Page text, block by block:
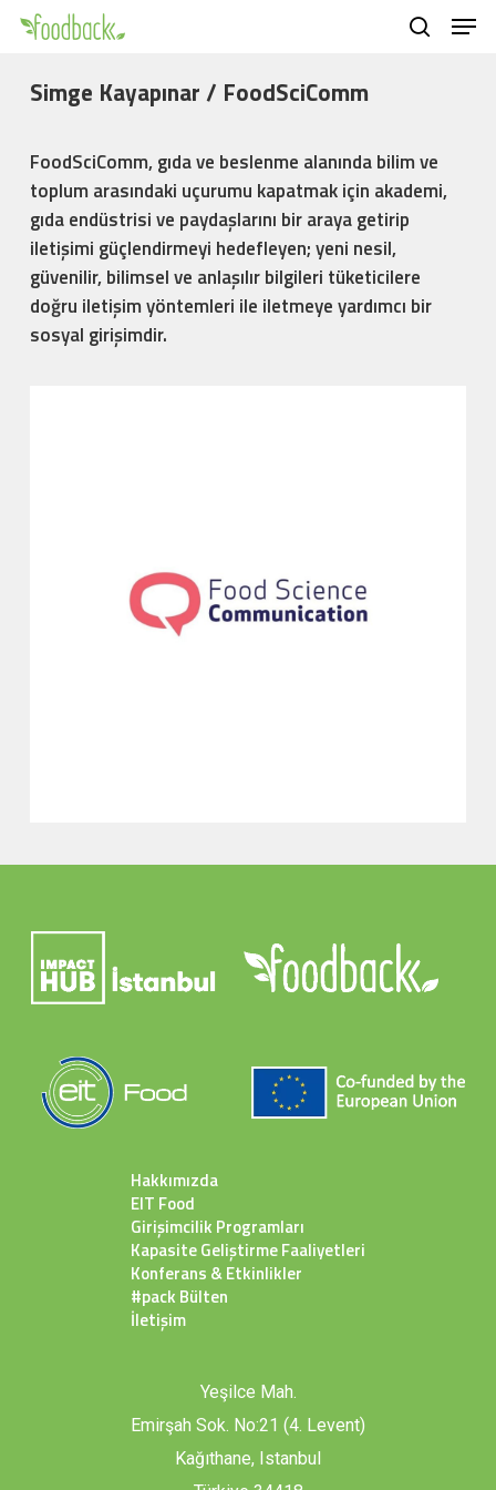
Skip
mainSimge Kayapınar / FoodSciComm
FoodSciComm, gıda ve beslenme alanında bilim ve
toplum arasındaki uçurumu kapatmak için akademi,
gıda endüstrisi ve paydaşlarını bir araya getirip
iletişimi güçlendirmeyi hedefleyen; yeni nesil,
güvenilir, bilimsel ve anlaşılır bilgileri tüketicilere
doğru iletişim yöntemleri ile iletmeye yardımcı bir
sosyal girişimdir.
Hakkımızda
EIT Food
Girişimcilik Programları
Kapasite Geliştirme Faaliyetleri
Konferans & Etkinlikler
#pack Bülten
İletişim
Yeşilce Mah.
Emirşah Sok. No:21 (4. Levent)
Kağıthane, Istanbul